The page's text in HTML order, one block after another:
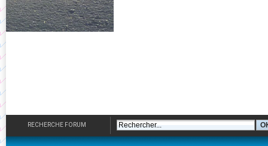
RECHERCHE FORUM